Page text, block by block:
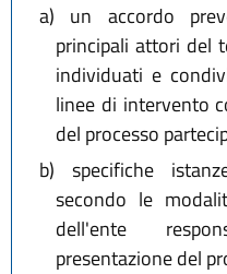
a) un accordo
principali attori del
individuati e
linee di intervento
del processo
b) specifiche
secondo le
dell'ente
presentazione del